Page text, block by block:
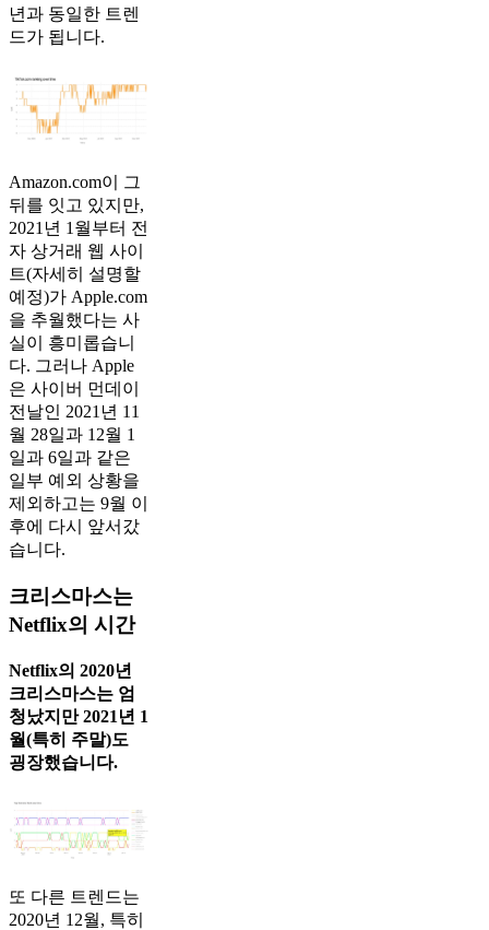
년과 동일한 트렌
드가 됩니다.
Amazon.com이 그
뒤를 잇고 있지만,
2021년 1월부터 전
자 상거래 웹 사이
트(자세히 설명할
예정)가 Apple.com
을 추월했다는 사
실이 흥미롭습니
다. 그러나 Apple
은 사이버 먼데이
전날인 2021년 11
월 28일과 12월 1
일과 6일과 같은
일부 예외 상황을
제외하고는 9월 이
후에 다시 앞서갔
습니다.
크리스마스는
Netflix의 시간
Netflix의 2020년
크리스마스는 엄
청났지만 2021년 1
월(특히 주말)도
굉장했습니다.
또 다른 트렌드는
2020년 12월, 특히